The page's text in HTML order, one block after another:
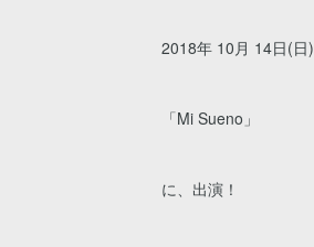
2018年 10月 14日(日
「Mi Sueno」
に、出演！